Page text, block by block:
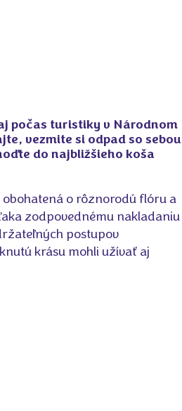
počas turistiky v Národnom
vezmite si odpad so sebou
do najbližšieho koša
obohatená o rôznorodú flóru a
zodpovednému nakladaniu
postupov
krásu mohli užívať aj